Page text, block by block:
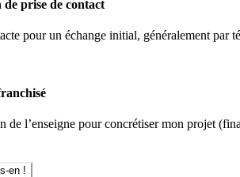
et l’épanouissement de l’autre.
prise de contact
pour un échange initial, généralement par
de l’enseigne pour concrétiser mon projet
en !